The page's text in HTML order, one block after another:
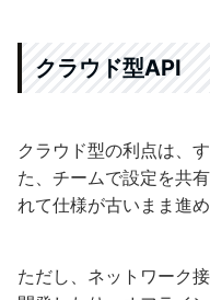
クラウド型API
クラウド型の利点は、
た、チームで設定を共
れて仕様が古いまま進
ただし、ネットワーク